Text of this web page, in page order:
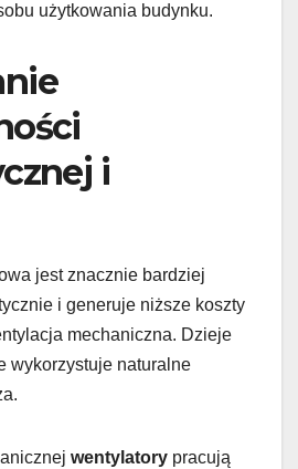
użytkowania budynku.
i
jest znacznie bardziej
i generuje niższe koszty
mechaniczna. Dzieje
wykorzystuje naturalne
wentylatory pracują